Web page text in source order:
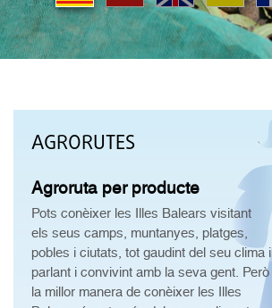
AGRORUTES
Agroruta per producte
Pots conèixer les Illes Balears visitant
els seus camps, muntanyes, platges,
pobles i ciutats, tot gaudint del seu clima i
parlant i convivint amb la seva gent. Però
la millor manera de conèixer les Illes